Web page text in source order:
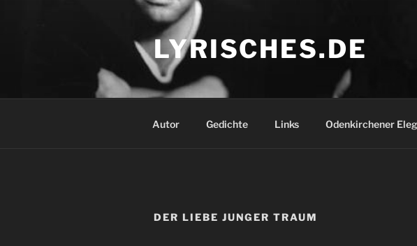
LYRISCHES.DE
Autor Gedichte Links Odenkirchener
DER LIEBE JUNGER TRAUM